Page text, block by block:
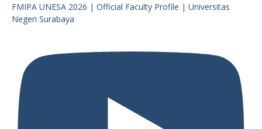
FMIPA UNESA 2026 | Official Faculty Profile | Universitas
Negeri Surabaya